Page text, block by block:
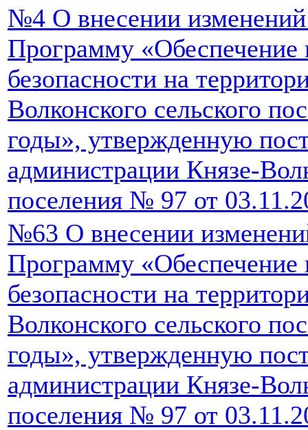
№4 О внесении
Программу «Обеспечение
безопасности на
Волконского сельского
годы», утвержденную
администрации Князе-
поселения № 97 от
№63 О внесении
Программу «Обеспечение
безопасности на
Волконского сельского
годы», утвержденную
администрации Князе-
поселения № 97 от